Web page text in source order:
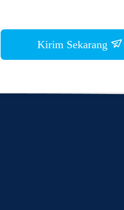
Kirim Sekarang